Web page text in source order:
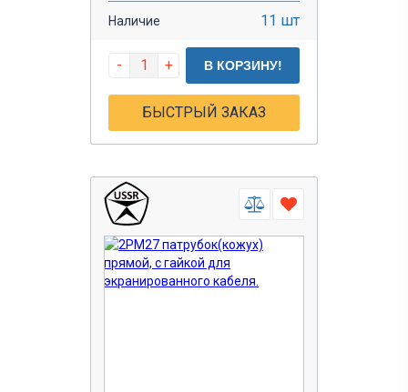
Наличие 11 шт
- + В КОРЗИНУ!
БЫСТРЫЙ ЗАКАЗ